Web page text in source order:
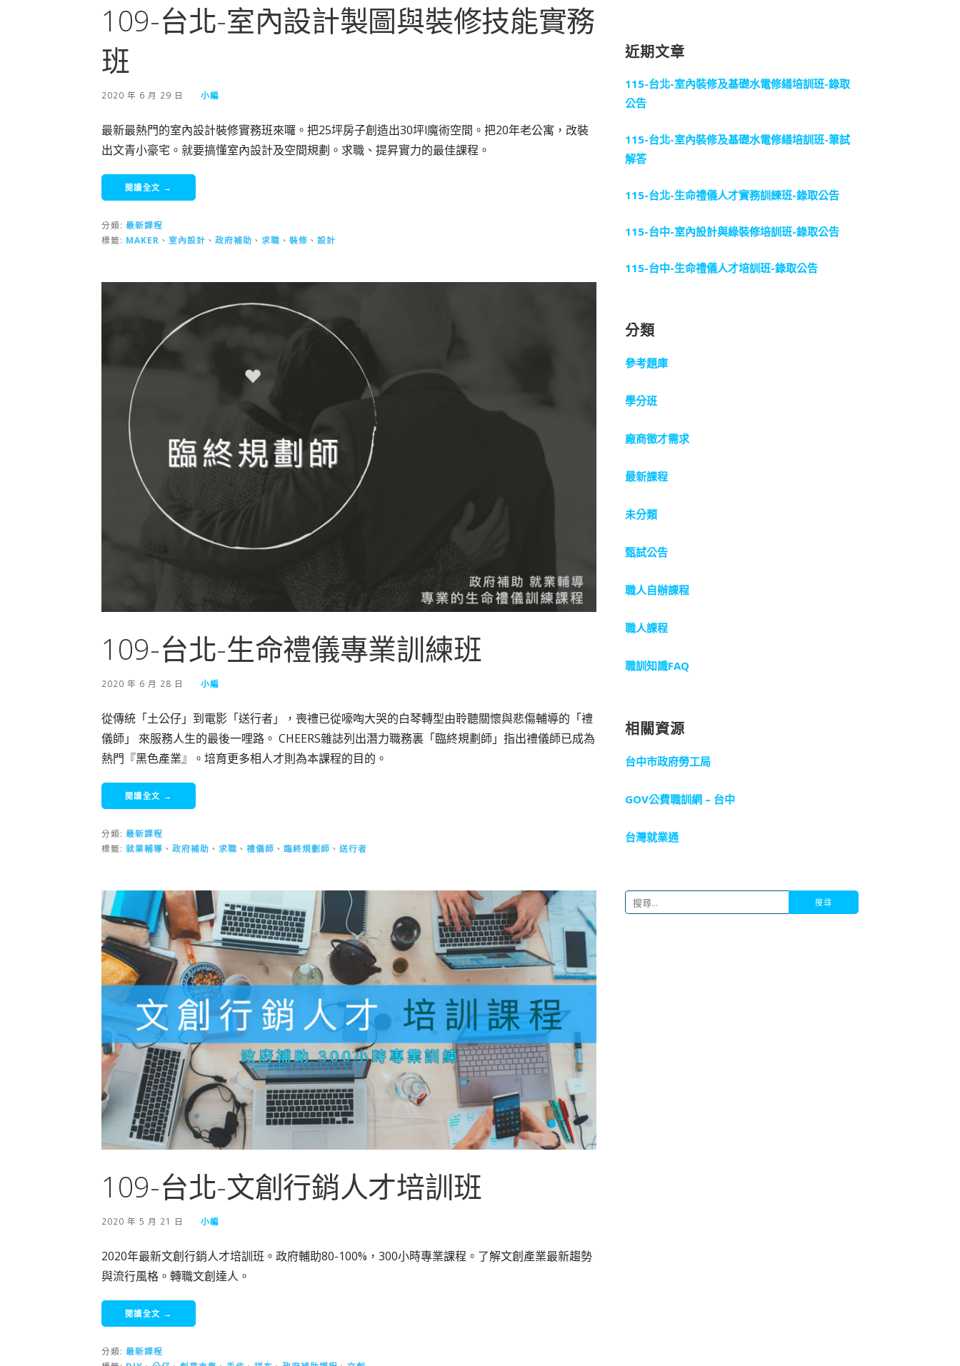
109-台北-室內設計製圖與裝修技能實務
班
2020 年 6 月 29 日 小編
最新最熱門的室內設計裝修實務班來囉。把25坪房子創造出30坪l魔術空間。把20年老公寓，改裝
出文青小豪宅。就要搞懂室內設計及空間規劃。求職、提昇實力的最佳課程。
閱讀全文 →
分類: 最新課程
標籤: MAKER 、 室內設計 、 政府補助 、 求職 、 裝修 、 設計
109-台北-生命禮儀專業訓練班
2020 年 6 月 28 日 小編
從傳統「土公仔」到電影「送行者」，喪禮已從嚎啕大哭的白琴轉型由聆聽關懷與悲傷輔導的「禮
儀師」 來服務人生的最後一哩路。 CHEERS雜誌列出潛力職務裏「臨終規劃師」指出禮儀師已成為
熱門『黑色產業』。培育更多相人才則為本課程的目的。
閱讀全文 →
分類: 最新課程
標籤: 就業輔導 、 政府補助 、 求職 、 禮儀師 、 臨終規劃師 、 送行者
109-台北-文創行銷人才培訓班
2020 年 5 月 21 日 小編
2020年最新文創行銷人才培訓班。政府輔助80-100%，300小時專業課程。了解文創產業最新趨勢
與流行風格。轉職文創達人。
閱讀全文 →
分類: 最新課程
近期文章
115-台北-室內裝修及基礎水電修繕培訓班-錄取
公告
115-台北-室內裝修及基礎水電修繕培訓班-筆試
解答
115-台北-生命禮儀人才實務訓練班-錄取公告
115-台中-室內設計與綠裝修培訓班-錄取公告
115-台中-生命禮儀人才培訓班-錄取公告
分類
參考題庫
學分班
廠商徵才需求
最新課程
未分類
甄試公告
職人自辦課程
職人課程
職訓知識FAQ
相關資源
台中市政府勞工局
GOV公費職訓網 – 台中
台灣就業通
搜